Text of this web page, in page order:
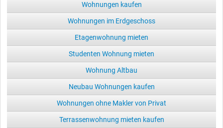
Wohnungen kaufen
Wohnungen im Erdgeschoss
Etagenwohnung mieten
Studenten Wohnung mieten
Wohnung Altbau
Neubau Wohnungen kaufen
Wohnungen ohne Makler von Privat
Terrassenwohnung mieten kaufen